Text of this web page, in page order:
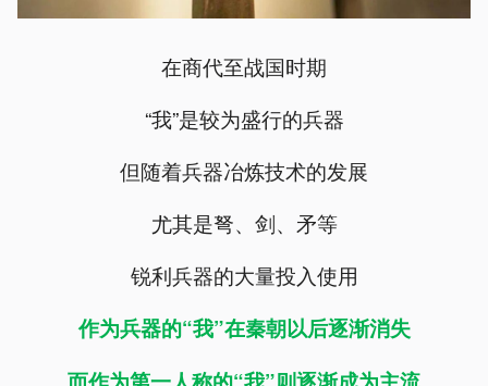
在商代至战国时期
“我”是较为盛行的兵器
但随着兵器冶炼技术的发展
尤其是弩、剑、矛等
锐利兵器的大量投入使用
作为兵器的“我”在秦朝以后逐渐消失